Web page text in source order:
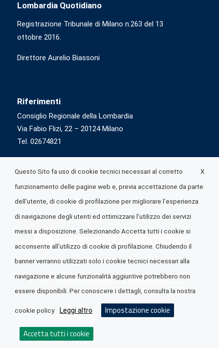
Lombardia Quotidiano
Registrazione Tribunale di Milano n.263 del 13
ottobre 2016.
Direttore Aurelio Biassoni
Riferimenti
Consiglio Regionale della Lombardia
Via Fabio Flizi, 22 – 20124 Milano
Tel. 02674821
© 2026 Lombardia Quotidiano è realizzato daA.R.I.A.
Seguici su
X
Questo Sito fa uso di cookie tecnici necessari al corretto
funzionamento delle pagine web e, previa accettazione da parte
dell’utente, di cookie di profilazione per migliorare l’esperienza
di navigazione degli utenti ed ottimizzare l’utilizzo dei servizi
messi a disposizione. Selezionando Accetta tutti i cookie si
acconsente all’utilizzo di cookie di profilazione. Chiudendo il
banner verranno utilizzati solo i cookie tecnici necessari alla
navigazione e alcune funzionalità aggiuntive potrebbero non
essere disponibili. Per conoscere i dettagli, consulta la nostra
cookie policy Leggi altro Impostazione cookie
Accetta tutti i cookie